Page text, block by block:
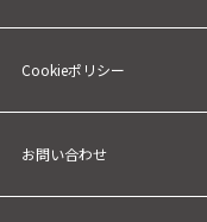
Cookieポリシー
お問い合わせ